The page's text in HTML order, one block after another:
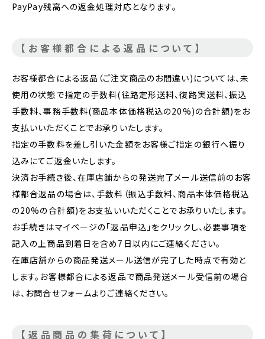
PayPay残高への返金処理対応となります。
【お客様都合による返品について】
お客様都合による返品（ご注文商品のお間違い)については、未
使用の状態で指定の手数料(往路定形送料、復路実送料、振込
手数料、事務手数料(商品本体価格税込の20%)の合計額)をお
支払いいただくことでお承りいたします。
指定の手数料を差し引いた金額をお客様ご指定の銀行へ振り
込みにてご返金いたします。
決済お手続き後、在庫店舗からの発送完了メール送信前のお客
様都合返品の場合は、手数料（振込手数料、商品本体価格税込
の20%の合計額)をお支払いいただくことでお承りいたします。
お手続きはマイページの「返品申込」をクリックし、必要事項を
記入の上商品到着日を含め7日以内にご連絡ください。
在庫店舗からの商品発送メール送信が完了した時点で有効と
します。お客様都合による返品で商品発送メール受信前の場合
は、お問合せフォームよりご連絡ください。
【返品商品の集荷について】